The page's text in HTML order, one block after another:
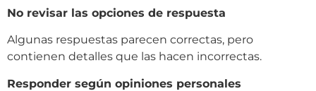
No revisar las opciones de respuesta
Algunas respuestas parecen correctas, pero
contienen detalles que las hacen incorrectas.
Responder según opiniones personales